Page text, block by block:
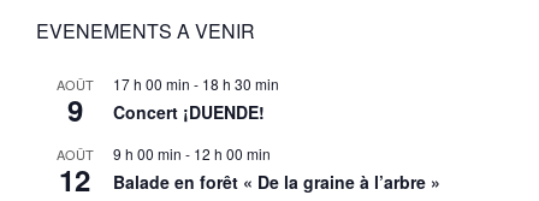
EVENEMENTS A VENIR
AOÛT
9
17 h 00 min - 18 h 30 min
Concert ¡DUENDE!
AOÛT
12
9 h 00 min - 12 h 00 min
Balade en forêt « De la graine à l’arbre »